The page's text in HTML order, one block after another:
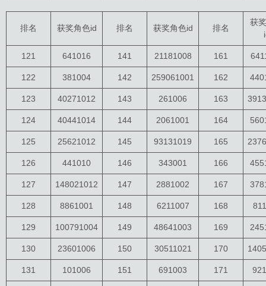
排名 获奖角色id 排名 获奖角色id 排名
获
121 641016 141 21181008 161
122 381004 142 259061001 162
123 40271012 143 261006 163
124 40441014 144 2061001 164
125 25621012 145 93131019 165
126 441010 146 343001 166
127 148021012 147 2881002 167
128 8861001 148 6211007 168
129 100791004 149 48641003 169
130 23601006 150 30511021 170
131 101006 151 691003 171